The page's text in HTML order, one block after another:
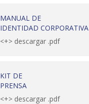
MANUAL DE
IDENTIDAD CORPORATIVA
<+> descargar .pdf
KIT DE
PRENSA
<+> descargar .pdf